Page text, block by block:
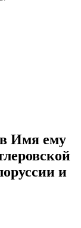
Имя ему
и